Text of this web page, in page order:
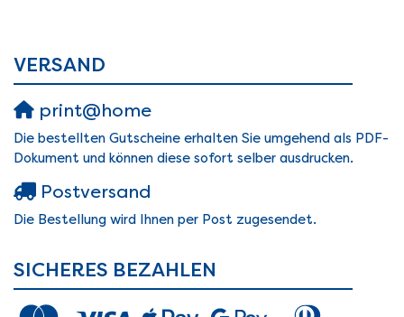
VERSAND
print@home
Die bestellten Gutscheine erhalten Sie umgehend als PDF-
Dokument und können diese sofort selber ausdrucken.
Postversand
Die Bestellung wird Ihnen per Post zugesendet.
SICHERES BEZAHLEN